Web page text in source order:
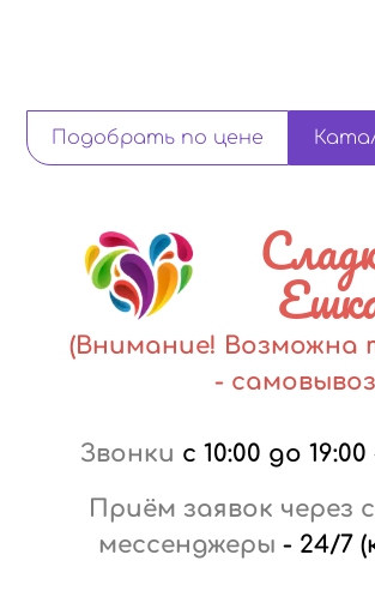
Подобрать по цене
(Внимание! Возможна
-
Звонки с 10:00 до 19:00
Приём заявок через
мессенджеры - 24/7